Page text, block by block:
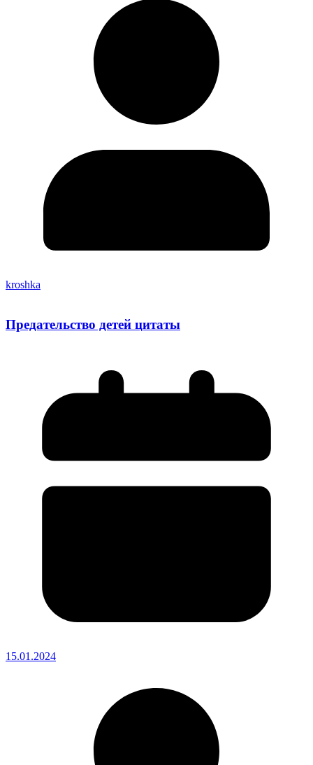
kroshka
Предательство детей цитаты
15.01.2024